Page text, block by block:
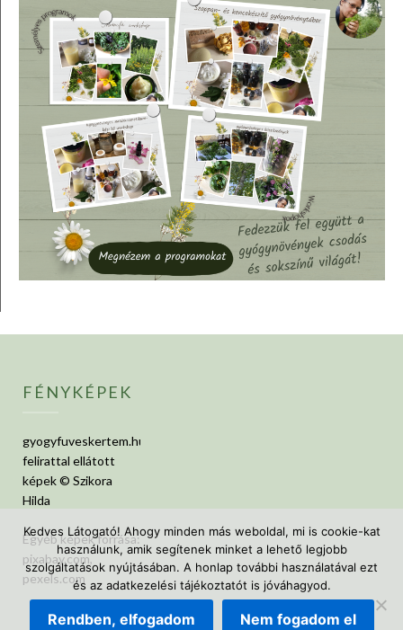
FÉNYKÉPEK
gyogyfuveskertem.hu
felirattal ellátott
képek © Szikora
Hilda
Egyéb képek forrása:
pixabay.com,
pexels.com
Kedves Látogató! Ahogy minden más weboldal, mi is cookie-kat
használunk, amik segítenek minket a lehető legjobb
szolgáltatások nyújtásában. A honlap további használatával ezt
és az adatkezelési tájékoztatót is jóváhagyod.
Rendben, elfogadom Nem fogadom el